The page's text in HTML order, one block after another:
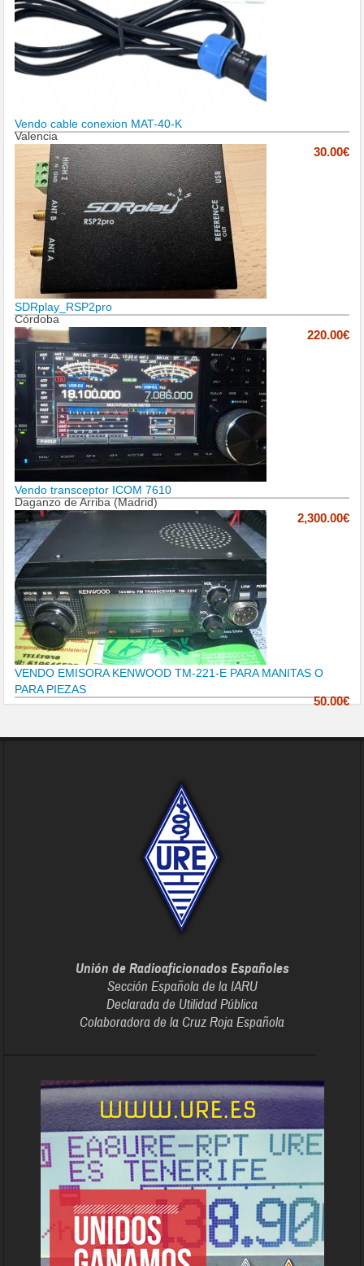
Vendo cable conexion MAT-40-K
Valencia
30.00€
SDRplay_RSP2pro
Córdoba
220.00€
Vendo transceptor ICOM 7610
Daganzo de Arriba (Madrid)
2,300.00€
VENDO EMISORA KENWOOD TM-221-E PARA MANITAS O
PARA PIEZAS
50.00€
Unión de Radioaficionados Españoles
Sección Española de la IARU
Declarada de Utilidad Pública
Colaboradora de la Cruz Roja Española